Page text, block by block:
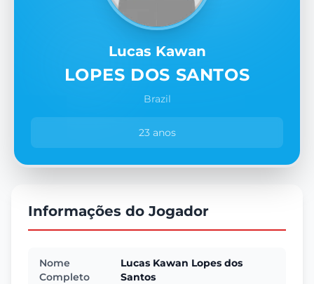
Lucas Kawan
LOPES DOS SANTOS
Brazil
23 anos
Informações do Jogador
Nome
Completo
Lucas Kawan Lopes dos
Santos